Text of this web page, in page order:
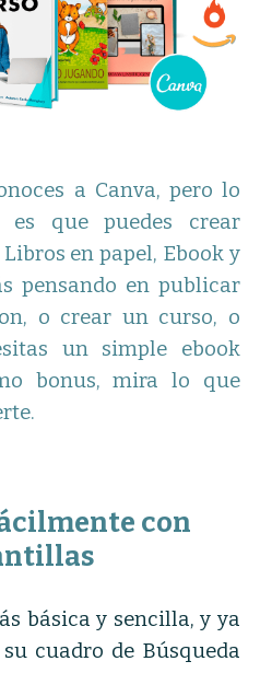
a Canva, pero lo
es que puedes crear
en papel, Ebook y
pensando en publicar
o crear un curso, o
un simple ebook
bonus, mira lo que
con
básica y sencilla, y ya
cuadro de Búsqueda